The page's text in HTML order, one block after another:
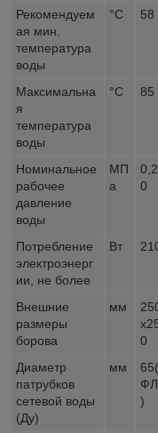
Рекомендуем
ая мин.
температура
воды
°C 58
Максимальна
я
температура
воды
°C 85
Номинальное
рабочее
давление
воды
МП
а
0,2
0
Потребление
электроэнерг
ии, не более
Вт
Внешние
размеры
борова
мм
0
Диаметр
патрубков
сетевой воды
(Ду)
мм
65(
ФЛ
)